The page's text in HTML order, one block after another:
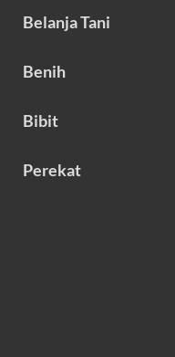
Belanja Tani
Benih
Bibit
Perekat